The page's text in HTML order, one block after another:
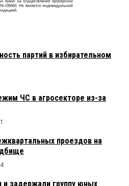
партий в избирательном
ЧС в агросекторе из-за
проездов на
задержали группу юных